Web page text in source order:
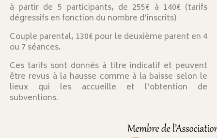
à partir de 5 participants, de 255€ à 140€ (tarifs
dégressifs en fonction du nombre d’inscrits)
Couple parental, 130€ pour le deuxième parent en 4
ou 7 séances.
Ces tarifs sont donnés à titre indicatif et peuvent
être revus à la hausse comme à la baisse selon le
lieux qui les accueille et l’obtention de
subventions.